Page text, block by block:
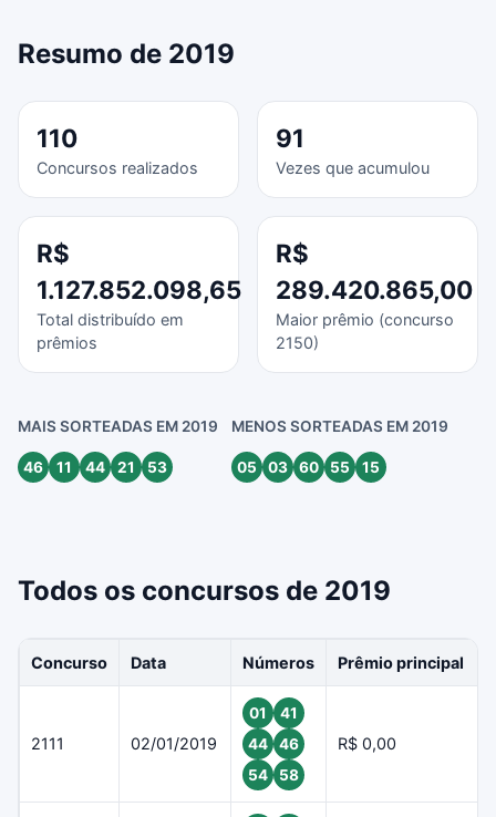
Resumo de 2019
110
Concursos realizados
91
Vezes que acumulou
R$
1.127.852.098,65
Total distribuído em
prêmios
R$
289.420.865,00
Maior prêmio (concurso
2150)
MAIS SORTEADAS EM 2019
46 11 44 21 53
MENOS SORTEADAS EM 2019
05 03 60 55 15
Todos os concursos de 2019
Concurso Data Números Prêmio principal
2111 02/01/2019
01
41
44
46
54
58
R$ 0,00